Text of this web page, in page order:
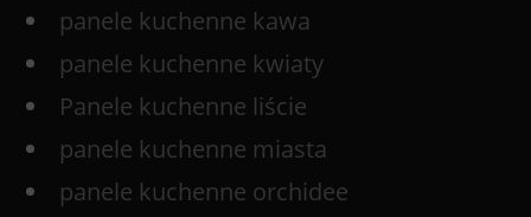
panele kuchenne kawa
panele kuchenne kwiaty
Panele kuchenne liście
panele kuchenne miasta
panele kuchenne orchidee